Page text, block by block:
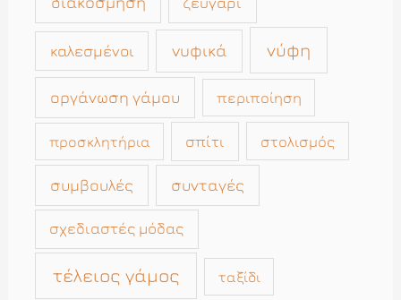
καλεσμένοι νυφικά νύφη
οργάνωση γάμου περιποίηση
προσκλητήρια σπίτι στολισμός
συμβουλές συνταγές
σχεδιαστές μόδας
τέλειος γάμος ταξίδι